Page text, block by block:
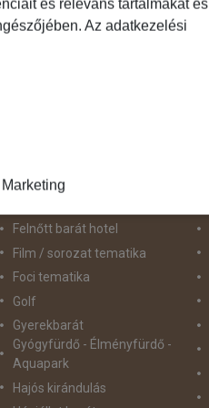
Augusztus 20
Belépőjegy
Élményprogram
Felnőtt barát hotel
Film / sorozat tematika
Foci tematika
Golf
Gyerekbarát
Gyógyfürdő - Élményfürdő -
Aquapark
Hajós kirándulás
és releváns tartalmakat és
Az adatkezelési
Marketing